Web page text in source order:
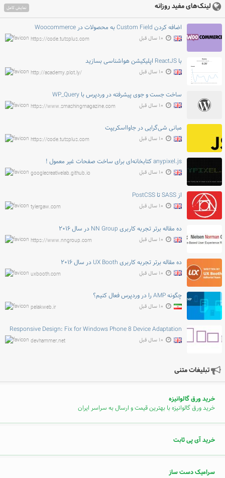
لینک‌های مفید روزانه نمایش کامل
اضافه کردن Custom Field به محصولات در Woocommerce
https://code.tutsplus.com ۱۰ سال قبل
با ReactJS اپلیکیشن هواشناسی بسازید
http://academy.plot.ly/ ۱۰ سال قبل
ساخت جست و جوی پیشرفته در وردپرس با WP_Query
https://www.smashingmagazine.com ۱۰ سال قبل
مبانی شی‌گرایی در جاوااسکریپت
https://code.tutsplus.com ۱۰ سال قبل
anypixel.js کتابخانه‌ای برای ساخت صفحات غیر معمول !
googlecreativelab.github.io ۱۰ سال قبل
از SASS تا PostCSS
tylergaw.com ۱۰ سال قبل
ده مقاله برتر تجربه کاربری NN Group در سال ۲۰۱۶
https://www.nngroup.com ۱۰ سال قبل
ده مقاله برتر تجربه کاربری UX Booth در سال ۲۰۱۶
uxbooth.com ۱۰ سال قبل
چگونه AMP را در وردپرس فعال کنیم؟
pelakweb.ir ۱۰ سال قبل
Responsive Design: Fix for Windows Phone 8 Device Adaptation
devhammer.net ۱۰ سال قبل
تبلیغات متنی
خرید ورق گالوانیزه
خرید ورق گالوانیزه با بهترین قیمت و ارسال به سراسر ایران
خرید آی پی ثابت
سرامیک دست ساز